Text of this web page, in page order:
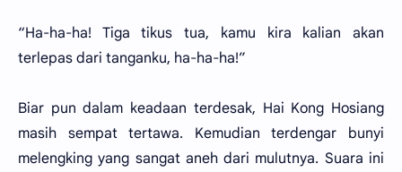
“Ha-ha-ha! Tiga tikus tua, kamu kira kalian akan
terlepas dari tanganku, ha-ha-ha!”
Biar pun dalam keadaan terdesak, Hai Kong Hosiang
masih sempat tertawa. Kemudian terdengar bunyi
melengking yang sangat aneh dari mulutnya. Suara ini